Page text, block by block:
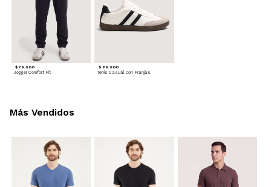
$ 79.900
Jogger Comfort Fit
$ 89.900
Tenis Casual con Franjas
Más Vendidos